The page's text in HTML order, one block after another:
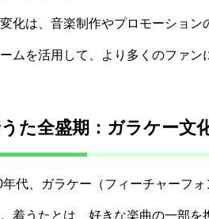
化は、音楽制作やプロモーショ
ムを活用して、より多くのファン
た全盛期：ガラケー文
年代、ガラケー（フィーチャーフ
着うたとは、好きな楽曲の一部